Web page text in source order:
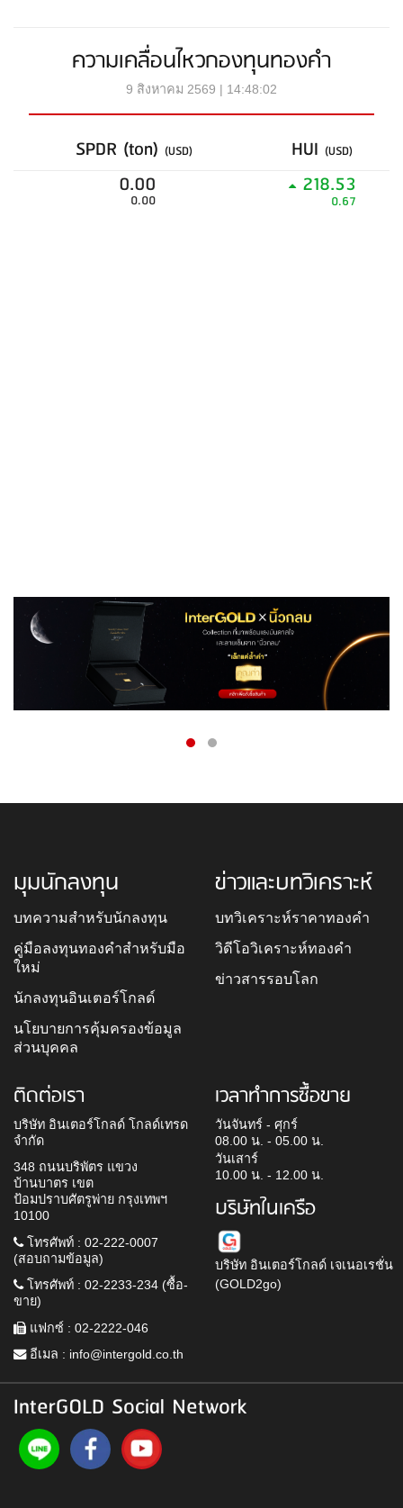
ความเคลื่อนไหวกองทุนทองคำ
9 สิงหาคม 2569 | 14:48:02
SPDR (ton) (USD) HUI (USD)
0.00
0.00
218.53
0.67
มุมนักลงทุน
บทความสำหรับนักลงทุน
คู่มือลงทุนทองคำสำหรับมือ
ใหม่
นักลงทุนอินเตอร์โกลด์
นโยบายการคุ้มครองข้อมูล
ส่วนบุคคล
ข่าวและบทวิเคราะห์
บทวิเคราะห์ราคาทองคำ
วิดีโอวิเคราะห์ทองคำ
ข่าวสารรอบโลก
ติดต่อเรา
บริษัท อินเตอร์โกลด์ โกลด์เทรด
จำกัด
348 ถนนบริพัตร แขวง
บ้านบาตร เขต
ป้อมปราบศัตรูพ่าย กรุงเทพฯ
10100
โทรศัพท์ : 02-222-0007
(สอบถามข้อมูล)
โทรศัพท์ : 02-2233-234 (ซื้อ-
ขาย)
แฟกซ์ : 02-2222-046
อีเมล : info@intergold.co.th
เวลาทำการซื้อขาย
วันจันทร์ - ศุกร์
08.00 น. - 05.00 น.
วันเสาร์
10.00 น. - 12.00 น.
บริษัทในเครือ
บริษัท อินเตอร์โกลด์ เจเนอเรชั่น
(GOLD2go)
InterGOLD Social Network